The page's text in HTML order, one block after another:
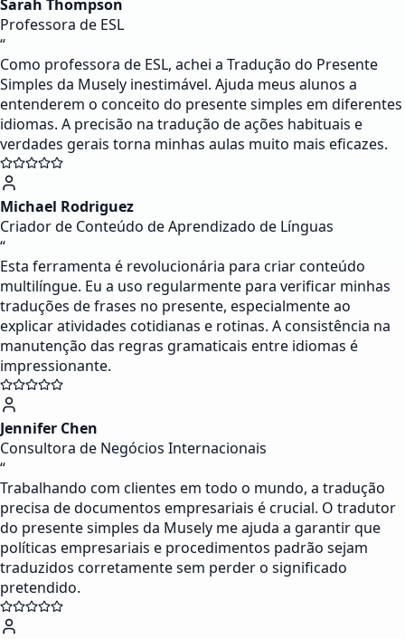
Sarah Thompson
Professora de ESL
“
Como professora de ESL, achei a Tradução do Presente
Simples da Musely inestimável. Ajuda meus alunos a
entenderem o conceito do presente simples em diferentes
idiomas. A precisão na tradução de ações habituais e
verdades gerais torna minhas aulas muito mais eficazes.
Michael Rodriguez
Criador de Conteúdo de Aprendizado de Línguas
“
Esta ferramenta é revolucionária para criar conteúdo
multilíngue. Eu a uso regularmente para verificar minhas
traduções de frases no presente, especialmente ao
explicar atividades cotidianas e rotinas. A consistência na
manutenção das regras gramaticais entre idiomas é
impressionante.
Jennifer Chen
Consultora de Negócios Internacionais
“
Trabalhando com clientes em todo o mundo, a tradução
precisa de documentos empresariais é crucial. O tradutor
do presente simples da Musely me ajuda a garantir que
políticas empresariais e procedimentos padrão sejam
traduzidos corretamente sem perder o significado
pretendido.